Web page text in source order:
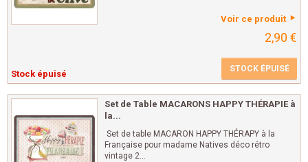
Voir ce produit
2,90 €
Stock épuisé STOCK ÉPUISÉ
Set de Table MACARONS HAPPY THÉRAPIE à
la...
Set de table MACARON HAPPY THÉRAPY à la
Française pour madame Natives déco rétro
vintage 2...